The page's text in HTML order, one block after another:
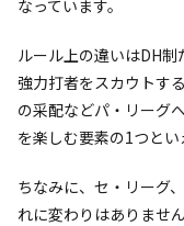
なっています。
ルール上の違いはDH
強力打者をスカウトす
の采配などパ・リーグ
を楽しむ要素の1つとい
ちなみに、セ・リーグ
れに変わりはありません